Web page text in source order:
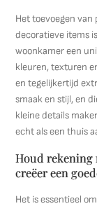
Het toevoegen van
decoratieve items
woonkamer een
kleuren, texturen
en tegelijkertijd
smaak en stijl, en
kleine details
echt als een thuis
Houd rekening
creëer een
Het is essentieel